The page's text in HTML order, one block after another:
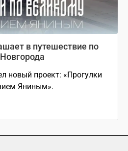
в путешествие по
новый проект: «Прогулки
Яниным».